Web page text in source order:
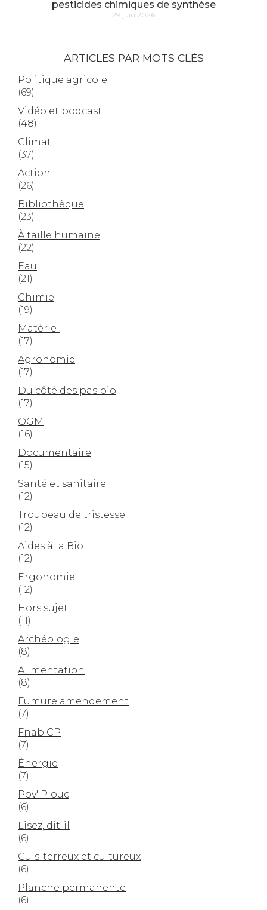
pesticides chimiques de synthèse
29 juin 2026
ARTICLES PAR MOTS CLÉS
Politique agricole
(69)
Vidéo et podcast
(48)
Climat
(37)
Action
(26)
Bibliothèque
(23)
À taille humaine
(22)
Eau
(21)
Chimie
(19)
Matériel
(17)
Agronomie
(17)
Du côté des pas bio
(17)
OGM
(16)
Documentaire
(15)
Santé et sanitaire
(12)
Troupeau de tristesse
(12)
Aides à la Bio
(12)
Ergonomie
(12)
Hors sujet
(11)
Archéologie
(8)
Alimentation
(8)
Fumure amendement
(7)
Fnab CP
(7)
Énergie
(7)
Pov' Plouc
(6)
Lisez, dit-il
(6)
Culs-terreux et cultureux
(6)
Planche permanente
(6)